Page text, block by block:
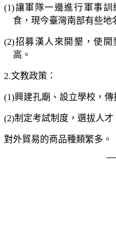
(1)讓軍隊一邊進行軍事
食，現今臺灣南部有些地
(2)招募漢人來開墾，使
高。
2.文教政策：
(1)興建孔廟、設立學校，傳
(2)制定考試制度，選拔人才
對外貿易的商品種類繁多。